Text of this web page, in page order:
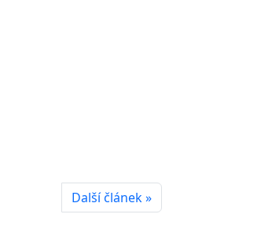
Další článek »